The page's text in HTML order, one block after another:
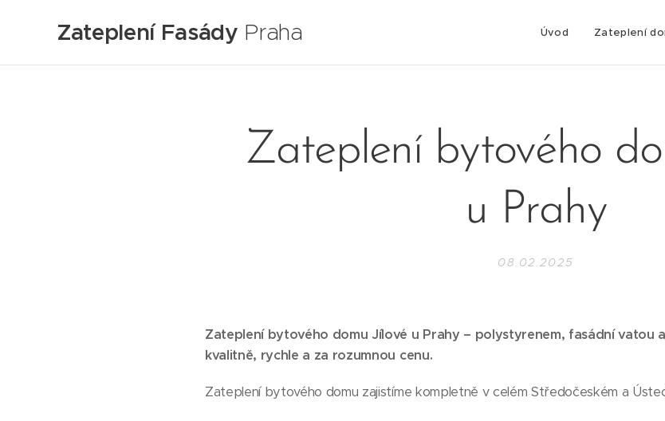
Zateplení Fasády Praha Úvod Zateplení
Zateplení bytového
u Prahy
08.02.2025
Zateplení bytového domu Jílové u Prahy – polystyrenem, fasádní vatou
kvalitně, rychle a za rozumnou cenu.
Zateplení bytového domu zajistíme kompletně v celém Středočeském a